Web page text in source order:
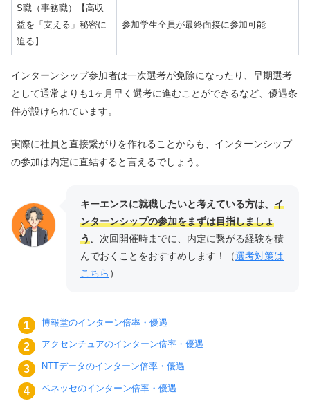
S職（事務職）【高収
益を「支える」秘密に
迫る】
参加学生全員が最終面接に参加可能
インターンシップ参加者は一次選考が免除になったり、早期選考
として通常よりも1ヶ月早く選考に進むことができるなど、優遇条
件が設けられています。
実際に社員と直接繋がりを作れることからも、インターンシップ
の参加は内定に直結すると言えるでしょう。
キーエンスに就職したいと考えている方は、 イ
ンターンシップの参加をまずは目指しましょ
う。 次回開催時までに、内定に繋がる経験を積
んでおくことをおすすめします！（選考対策は
こちら ）
博報堂のインターン倍率・優遇
アクセンチュアのインターン倍率・優遇
NTTデータのインターン倍率・優遇
ベネッセのインターン倍率・優遇